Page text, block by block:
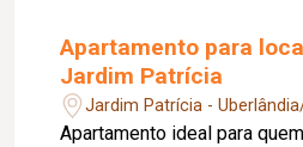
Apartamento para
Jardim Patrícia
Jardim Patrícia -
Apartamento ideal para